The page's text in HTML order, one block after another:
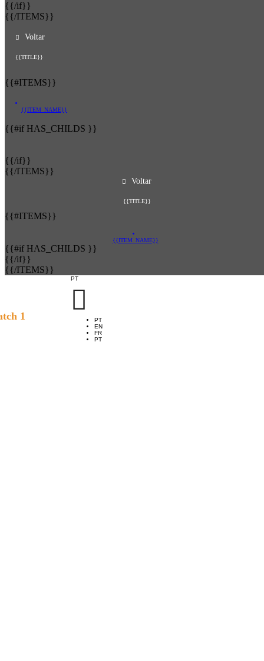
{{/if}}
{{/ITEMS}}
Voltar
{{TITLE}}
{{#ITEMS}}
{{ITEM_NAME}}
{{#if HAS_CHILDS }}
{{/if}}
{{/ITEMS}}
Voltar
{{TITLE}}
{{#ITEMS}}
{{ITEM_NAME}}
{{#if HAS_CHILDS }}
{{/if}}
{{/ITEMS}}
PT

PT
EN
FR
PT
1